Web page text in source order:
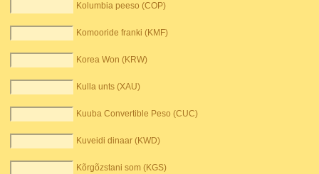
Kolumbia peeso (COP)
Komooride franki (KMF)
Korea Won (KRW)
Kulla unts (XAU)
Kuuba Convertible Peso (CUC)
Kuveidi dinaar (KWD)
Kõrgõzstani som (KGS)